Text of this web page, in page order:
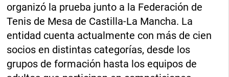
organizó la prueba junto a la Federación de
Tenis de Mesa de Castilla-La Mancha. La
entidad cuenta actualmente con más de cien
socios en distintas categorías, desde los
grupos de formación hasta los equipos de